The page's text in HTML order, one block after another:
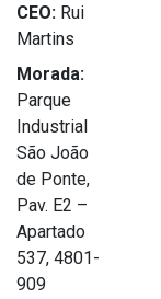
CEO: Rui
Martins
Morada:
Parque
Industrial
São João
de Ponte,
Pav. E2 –
Apartado
537, 4801-
909